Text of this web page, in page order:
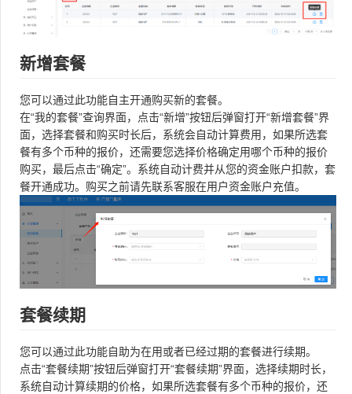
新增套餐
您可以通过此功能自主开通购买新的套餐。
在“我的套餐”查询界面，点击“新增”按钮后弹窗打开“新增套餐”界
面，选择套餐和购买时长后，系统会自动计算费用，如果所选套
餐有多个币种的报价，还需要您选择价格确定用哪个币种的报价
购买，最后点击“确定”。系统自动计费并从您的资金账户扣款，套
餐开通成功。购买之前请先联系客服在用户资金账户充值。
套餐续期
您可以通过此功能自助为在用或者已经过期的套餐进行续期。
点击“套餐续期”按钮后弹窗打开“套餐续期”界面，选择续期时长，
系统自动计算续期的价格，如果所选套餐有多个币种的报价，还